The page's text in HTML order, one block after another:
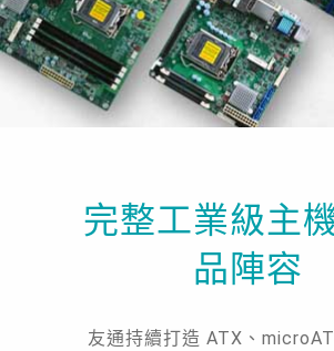
完整工業級主
品陣容
友通持續打造 ATX、